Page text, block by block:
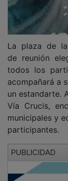
La plaza de
de reunión
todos los
acompañará a
un estandarte.
Vía Crucis,
municipales y
participantes.